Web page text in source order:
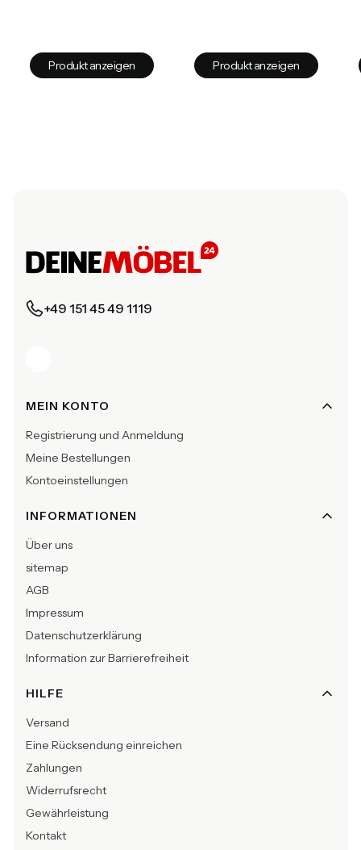
Produkt anzeigen Produkt anzeigen
+49 151 45 49 1119
Fußzeilenmenü
MEIN KONTO
Registrierung und Anmeldung
Meine Bestellungen
Kontoeinstellungen
INFORMATIONEN
Über uns
sitemap
AGB
Impressum
Datenschutzerklärung
Information zur Barrierefreiheit
HILFE
Versand
Eine Rücksendung einreichen
Zahlungen
Widerrufsrecht
Gewährleistung
Kontakt